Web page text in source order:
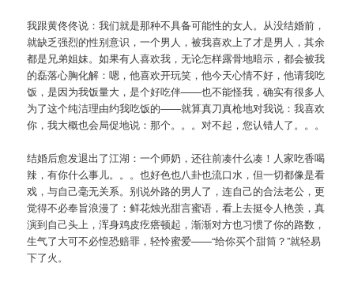
我跟黄佟佟说：我们就是那种不具备可能性的女人。从没结婚前，
就缺乏强烈的性别意识，一个男人，被我喜欢上了才是男人，其余
都是兄弟姐妹。如果有人喜欢我，无论怎样露骨地暗示，都会被我
的磊落心胸化解：嗯，他喜欢开玩笑，他今天心情不好，他请我吃
饭，是因为我饭量大，是个好吃伴——也不能怪我，确实有很多人
为了这个纯洁理由约我吃饭的——就算真刀真枪地对我说：我喜欢
你，我大概也会局促地说：那个。。。对不起，您认错人了。。。
结婚后愈发退出了江湖：一个师奶，还往前凑什么凑！人家吃香喝
辣，有你什么事儿。。。也好色也八卦也流口水，但一切都像是看
戏，与自己毫无关系。别说外路的男人了，连自己的合法老公，更
觉得不必奉旨浪漫了：鲜花烛光甜言蜜语，看上去挺令人艳羡，真
演到自己头上，浑身鸡皮疙瘩顿起，渐渐对方也习惯了你的路数，
生气了大可不必惶恐赔罪，轻怜蜜爱——“给你买个甜筒？”就轻易
下了火。